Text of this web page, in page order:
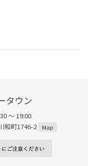
タウン
～ 19:00
和町1746-2
Map